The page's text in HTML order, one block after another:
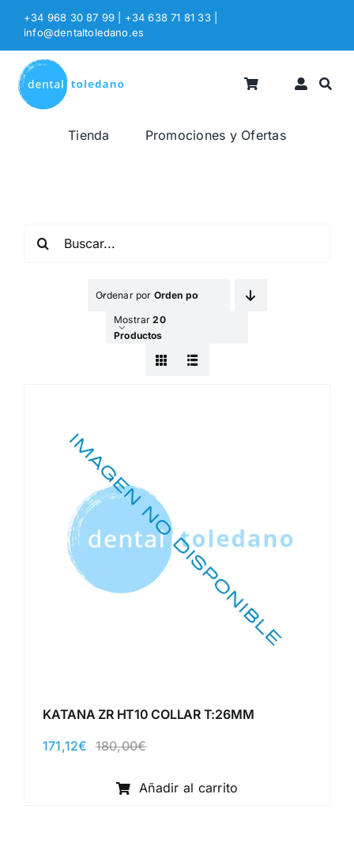
Saltar
contenido
+34 968 30 87 99 | +34 638 71 81 33
info@dentaltoledano.es
Tienda Promociones y Ofertas
Ordenar por Orden por Defecto
Mostrar20
Productos
KATANA ZR HT10 COLLAR T:26MM
180,00€El
original
era:
171,12€
El
actual
es:
Añadir al carrito